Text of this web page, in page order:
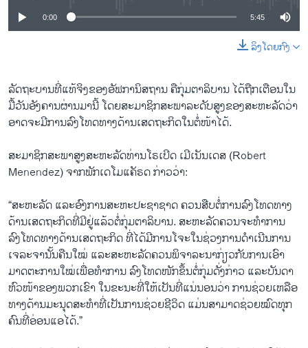
0:00 5:45
ລິງໂດຍກົງ
ລັດຖະບານທີ່ແທ້ຈິງຂອງອັຟການິສຖານ ຄືກຸ່ມຕາລິບານ ໄດ້ຖືກເຕືອນໃນ
ມື້ວັນອັງຄານຜ່ານມານີ້ ໂດຍສະມາຊິກສະພາລະດັບສູງຂອງສະຫະລັດວ່າ
ອາດຈະມີການລົງໂທດທາງດ້ານເສດຖະກິດໃນຕໍ່ໜ້າໄດ້.
ສະມາຊິກສະພາສູງສະຫະລັດທ່ານໂຣເບີດ ເມີເນັນເດສ (Robert
Menendez) ຈາກພັກເດໂມແຄັຣດ ກ່າວວ່າ:
“ສະຫະລັດ ແລະອົງການສະຫະປະຊາຊາດ ຄວນສືບຕໍ່ການລົງໂທດທາງ
ດ້ານເສດຖະກິດທີ່ມີຢູ່ແລ້ວຕໍ່ກຸ່ມຕາລິບານ. ສະຫະລັດຄວນຈະທຳການ
ລົງໂທດທາງດ້ານເສດຖະກິດ ທີ່ໄດ້ມີການໂຈະໃນຊ່ວງການດໍາເນີນການ
ເຈລະຈານັ້ນຄືນໃໝ່ ແລະສະຫະລັດຄວນພິຈາລະນາກ່ຽວກັບການເອົາ
ມາດຕະການໃໝ່ເພື່ອທຳການ ລົງໂທດໜັກຂຶ້ນຕໍ່ກຸ່ມດັ່ງກ່າວ ແລະບັນດາ
ຫົວໜ້າຂອງພວກເຂົາ ໃນຂະນະທີ່ໃຫ້ເປັນທີ່ແນ່ນອນວ່າ ການຊ່ວຍເຫລືອ
ທາງດ້ານມະນຸດສະທໍາທີ່ເປັນການຊ່ວຍຊີວິດ ແມ່ນສາມາດຊ່ວຍໝົດທຸກ
ຄົນທີ່ອ່ອນແອໄດ້.”